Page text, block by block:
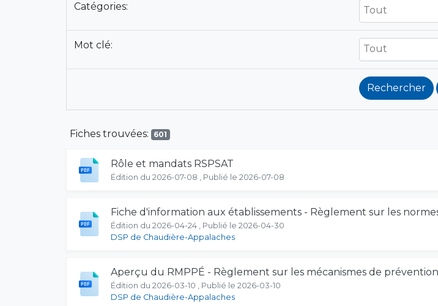
Catégories:
Mot clé:
Fiches trouvées: 601
Rôle et mandats RSPSAT
Édition du 2026-07-08 , Publié le 2026-07-08
Fiche d'information aux établissements - Règlement sur les
Édition du 2026-04-24 , Publié le 2026-04-30
DSP de Chaudière-Appalaches
Aperçu du RMPPÉ - Règlement sur les mécanismes de
Édition du 2026-03-10 , Publié le 2026-03-10
DSP de Chaudière-Appalaches